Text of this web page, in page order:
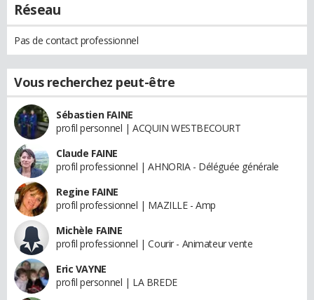
Réseau
Pas de contact professionnel
Vous recherchez peut-être
Sébastien FAINE
profil personnel | ACQUIN WESTBECOURT
Claude FAINE
profil professionnel | AHNORIA - Déléguée générale
Regine FAINE
profil professionnel | MAZILLE - Amp
Michèle FAINE
profil professionnel | Courir - Animateur vente
Eric VAYNE
profil personnel | LA BREDE